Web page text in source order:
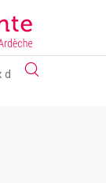
)
styling